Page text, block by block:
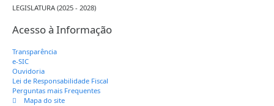
LEGISLATURA (2025 - 2028)
Acesso à Informação
Transparência
e-SIC
Ouvidoria
Lei de Responsabilidade Fiscal
Perguntas mais Frequentes
Mapa do site